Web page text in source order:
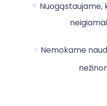
Nuogąstaujame,
Nemokame